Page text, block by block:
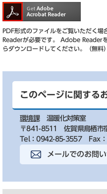
PDF形式のファイルをご覧いただく
Readerが必要です。
Adobe Reader
らダウンロードしてください。（無料）
このページに関する
環境課
温暖化対策室
〒841-8511 佐賀県鳥栖市
Tel：0942-85-3557
Fax
メールでのお問